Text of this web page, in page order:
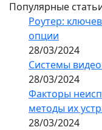
Популярные
Роутер:
опции
28/03/2024
Системы
28/03/2024
Факторы
методы их
28/03/2024